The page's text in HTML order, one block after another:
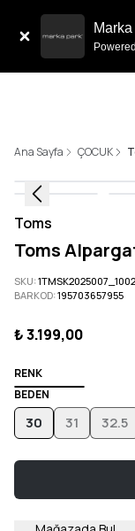
Ana Sayfa ÇOCUK
Toms
Toms
SKU:
BARKOD:195703657955
₺ 3.199,00
RENK
BEDEN
30 31 32.5